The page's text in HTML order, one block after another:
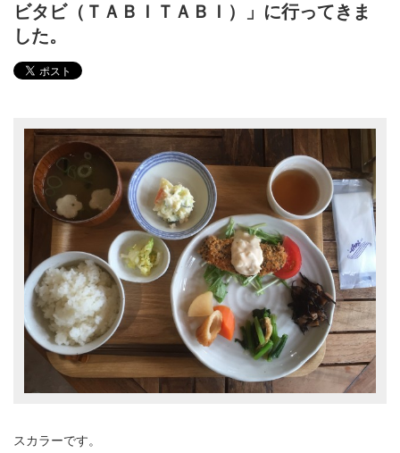
ビタビ（ＴＡＢＩＴＡＢＩ）」に行ってきま
した。
スカラーです。